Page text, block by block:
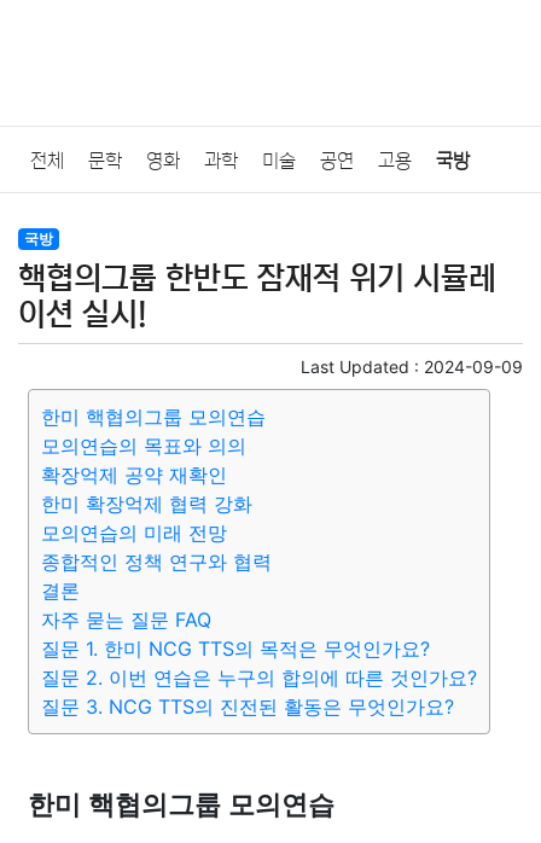
전체 문학 영화 과학 미술 공연 고용 국방
법률
질병 가요 방송 일상 주식 암호화폐 블록체인
미용 증권 인테리어
요리 상품리뷰 원예 금융
대출 자동차 취미 여행
종교 사회 정치 건강 의료
부동산 외국어 교육
국방
핵협의그룹 한반도 잠재적 위기 시뮬레
이션 실시!
Last Updated : 2024-09-09
한미 핵협의그룹 모의연습
모의연습의 목표와 의의
확장억제 공약 재확인
한미 확장억제 협력 강화
모의연습의 미래 전망
종합적인 정책 연구와 협력
결론
자주 묻는 질문 FAQ
질문 1. 한미 NCG TTS의 목적은 무엇인가요?
질문 2. 이번 연습은 누구의 합의에 따른 것인가요?
질문 3. NCG TTS의 진전된 활동은 무엇인가요?
한미 핵협의그룹 모의연습